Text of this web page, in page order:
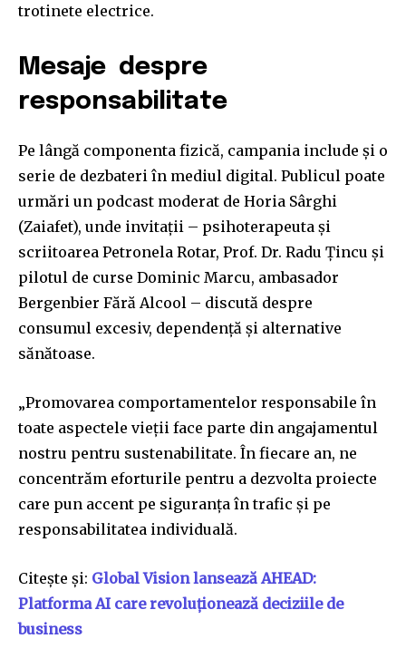
trotinete electrice.
Mesaje despre
responsabilitate
Pe lângă componenta fizică, campania include și o
serie de dezbateri în mediul digital. Publicul poate
urmări un podcast moderat de Horia Sârghi
(Zaiafet), unde invitații – psihoterapeuta și
scriitoarea Petronela Rotar, Prof. Dr. Radu Țincu și
pilotul de curse Dominic Marcu, ambasador
Bergenbier Fără Alcool – discută despre
consumul excesiv, dependență și alternative
sănătoase.
„Promovarea comportamentelor responsabile în
toate aspectele vieţii face parte din angajamentul
nostru pentru sustenabilitate. În fiecare an, ne
concentrăm eforturile pentru a dezvolta proiecte
care pun accent pe siguranţa în trafic şi pe
responsabilitatea individuală.
Citește și: Global Vision lansează AHEAD:
Platforma AI care revoluționează deciziile de
business